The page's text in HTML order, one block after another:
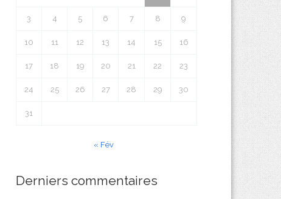
3 4 5 6 7 8 9
10 11 12 13 14 15 16
17 18 19 20 21 22 23
24 25 26 27 28 29 30
31
« Fév
Derniers commentaires